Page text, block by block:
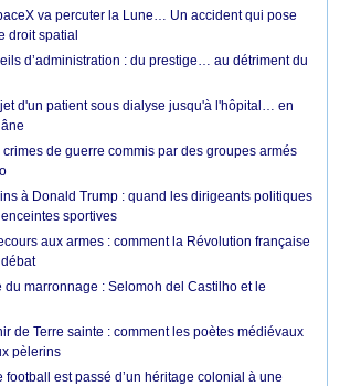
va percuter la Lune… Un accident qui pose
droit spatial
d’administration : du prestige… au détriment du
d'un patient sous dialyse jusqu'à l'hôpital… en
de guerre commis par des groupes armés
à Donald Trump : quand les dirigeants politiques
sportives
aux armes : comment la Révolution française
du marronnage : Selomoh del Castilho et le
de Terre sainte : comment les poètes médiévaux
pèlerins
football est passé d’un héritage colonial à une